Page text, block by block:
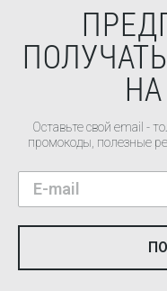
Оставьте свой email -
промокоды, полезные